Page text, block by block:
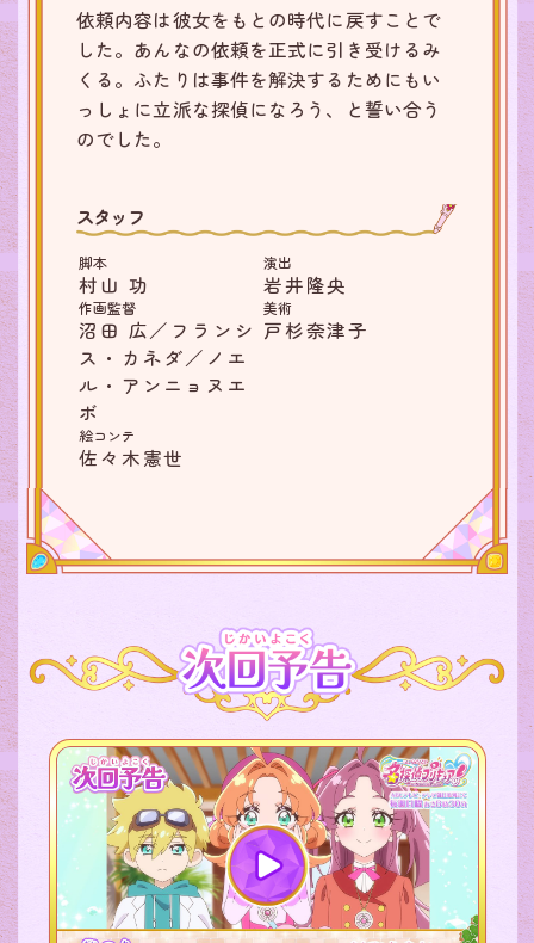
依頼内容は彼女をもとの時代に戻すことで
した。あんなの依頼を正式に引き受けるみ
くる。ふたりは事件を解決するためにもい
っしょに立派な探偵になろう、と誓い合う
のでした。
スタッフ
脚本
村山 功
演出
岩井隆央
作画監督
沼田 広／フランシ
ス・カネダ／ノエ
ル・アンニョヌエ
ボ
美術
戸杉奈津子
絵コンテ
佐々木憲世